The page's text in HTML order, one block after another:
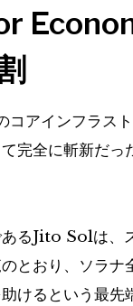
アインフラス
完全に斬新だ
あるJito Solは
とおり、ソラ
けるという最先